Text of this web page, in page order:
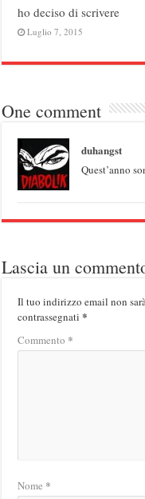
ho deciso di scrivere
Luglio 7, 2015
One comment
duhangst
Quest’anno
Lascia un
Il tuo indirizzo email non
contrassegnati*
Commento *
Nome *